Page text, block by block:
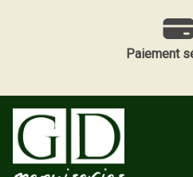
Paiement